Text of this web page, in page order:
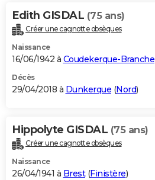
Edith GISDAL (75 ans)
Créer une cagnotte obsèques
Naissance
16/06/1942 à Coudekerque-Branche
Décès
29/04/2018 à Dunkerque (Nord)
Hippolyte GISDAL (75 ans)
Créer une cagnotte obsèques
Naissance
26/04/1941 à Brest(Finistère)